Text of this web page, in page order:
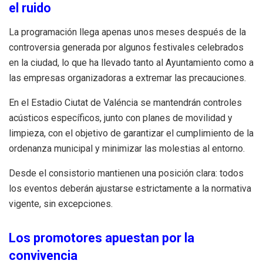
el ruido
La programación llega apenas unos meses después de la
controversia generada por algunos festivales celebrados
en la ciudad, lo que ha llevado tanto al Ayuntamiento como a
las empresas organizadoras a extremar las precauciones.
En el Estadio Ciutat de Valéncia se mantendrán controles
acústicos específicos, junto con planes de movilidad y
limpieza, con el objetivo de garantizar el cumplimiento de la
ordenanza municipal y minimizar las molestias al entorno.
Desde el consistorio mantienen una posición clara: todos
los eventos deberán ajustarse estrictamente a la normativa
vigente, sin excepciones.
Los promotores apuestan por la
convivencia